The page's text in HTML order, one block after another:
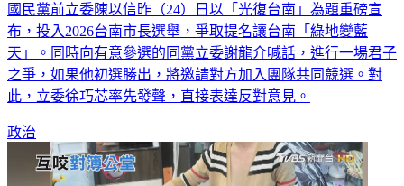
國民黨前立委陳以信昨（24）日以「光復台南」為題重磅宣
布，投入2026台南市長選舉，爭取提名讓台南「綠地變藍
天」。同時向有意參選的同黨立委謝龍介喊話，進行一場君子
之爭，如果他初選勝出，將邀請對方加入團隊共同競選。對
此，立委徐巧芯率先發聲，直接表達反對意見。
政治